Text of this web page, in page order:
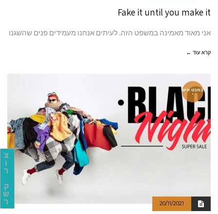
צ
ו
ר
ק
ש
ר
Fake it until you make it
אני מאוד מאמינה במשפט הזה. לעיתים אנחנו מעמידים פנים שהשגנו
קרא עוד ←
במבט איש
י
20/11/2021